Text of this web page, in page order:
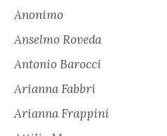
Anonimo
Anselmo Roveda
Antonio Barocci
Arianna Fabbri
Arianna Frappini